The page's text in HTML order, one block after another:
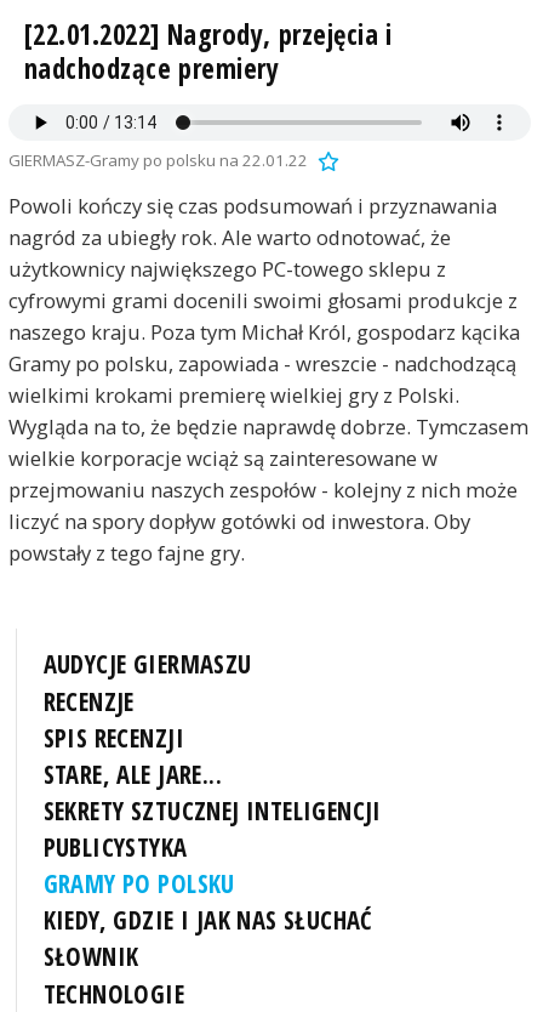
[22.01.2022] Nagrody, przejęcia i
nadchodzące premiery
GIERMASZ-Gramy po polsku na 22.01.22
Powoli kończy się czas podsumowań i przyznawania
nagród za ubiegły rok. Ale warto odnotować, że
użytkownicy największego PC-towego sklepu z
cyfrowymi grami docenili swoimi głosami produkcje z
naszego kraju. Poza tym Michał Król, gospodarz kącika
Gramy po polsku, zapowiada - wreszcie - nadchodzącą
wielkimi krokami premierę wielkiej gry z Polski.
Wygląda na to, że będzie naprawdę dobrze. Tymczasem
wielkie korporacje wciąż są zainteresowane w
przejmowaniu naszych zespołów - kolejny z nich może
liczyć na spory dopływ gotówki od inwestora. Oby
powstały z tego fajne gry.
AUDYCJE GIERMASZU
RECENZJE
SPIS RECENZJI
STARE, ALE JARE...
SEKRETY SZTUCZNEJ INTELIGENCJI
PUBLICYSTYKA
GRAMY PO POLSKU
KIEDY, GDZIE I JAK NAS SŁUCHAĆ
SŁOWNIK
TECHNOLOGIE